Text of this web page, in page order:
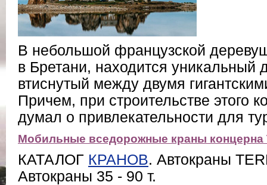
В небольшой французской
в Бретани, находится уникальный
втиснутый между двумя
Причем, при строительстве этого
думал о привлекательности для
Мобильные вседорожные краны концерна
КАТАЛОГ КРАНОВ. Автокраны
Автокраны 35 - 90 т.